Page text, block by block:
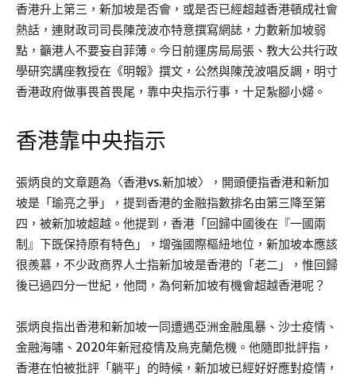
香港升上第三，新加坡是否會，或是否已經超越香港頓成社會
熱話，連財政司司長陳茂波亦特意撰寫網誌，力數新加坡弱
點，籲港人不要妄自菲薄。今日前運房局局張、教大公共行政
學研究講座教授在《明報》撰文，公然與陳茂波唱反調，明寸
香港政府做事畏首畏尾，靠中央指示行事，十足紮腳小婦。
香港靠中央指示
張炳良的文章題為〈香港vs.新加坡〉，開頭便指香港和新加
坡是「瑜亮之爭」，提到香港的金融指數排名由第三降至第
四，被新加坡超越。他提到，香港「回歸中國後在『一國兩
制』下既保持原有特色」，增強國際樞紐地位，新加坡本應該
很羨慕，不少政商界人士指新加坡是香港的「老二」，惟回歸
後已過四分一世紀，他問，為何新加坡有機會超越香港呢？
張炳良指出香港和新加坡一同遭遇亞洲金融風暴、沙士疫情、
金融海嘯、2020年新冠疫情及烏克蘭危機。他隨即批評指，
香港在怕被批評「躺平」的時候，新加坡已經好好應對疫情，